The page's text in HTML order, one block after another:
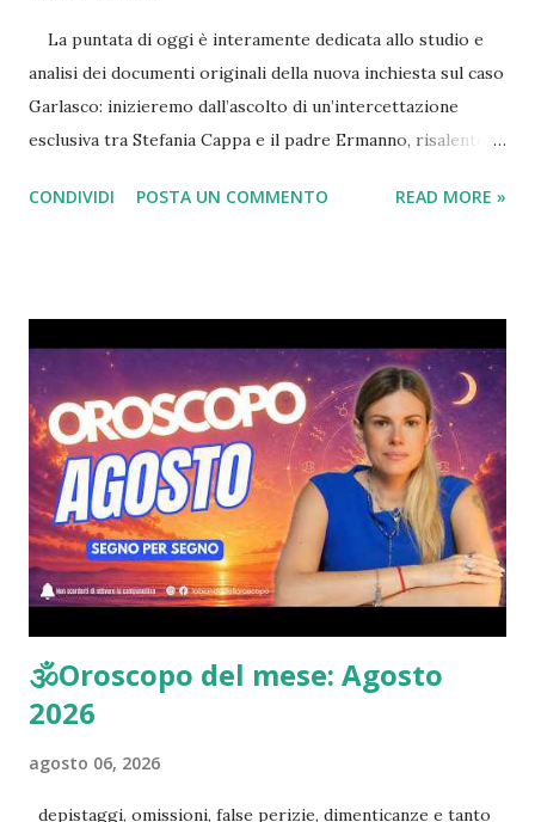
La puntata di oggi è interamente dedicata allo studio e
analisi dei documenti originali della nuova inchiesta sul caso
Garlasco: inizieremo dall’ascolto di un’intercettazione
esclusiva tra Stefania Cappa e il padre Ermanno, risalente al
Tromello) nella quale è palpabile l’agitazione di Stefania in
ex fidanzata di Sempio, scoprendo dettagli che non sono
ancora arrivati al grande pubblico. FEBBRE DA GARLASCO?
CLICCA QUI
CONDIVIDI POSTA UN COMMENTO READ MORE »
🕉Oroscopo del mese: Agosto
2026
agosto 06, 2026
depistaggi, omissioni, false perizie, dimenticanze e tanto